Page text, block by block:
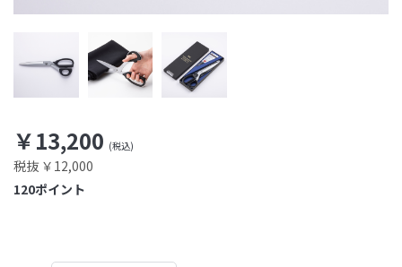
￥13,200
税抜 ￥12,000
ポイント
120